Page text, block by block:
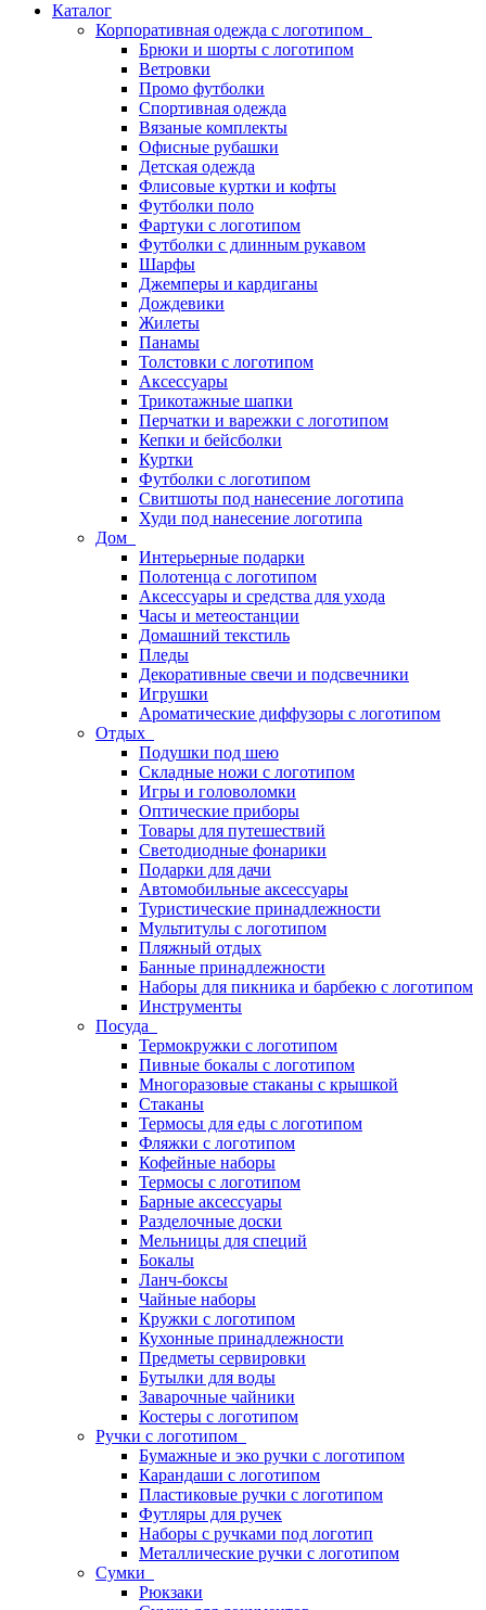
Каталог
Корпоративная одежда с логотипом
Брюки и шорты с логотипом
Ветровки
Промо футболки
Спортивная одежда
Вязаные комплекты
Офисные рубашки
Детская одежда
Флисовые куртки и кофты
Футболки поло
Фартуки с логотипом
Футболки с длинным рукавом
Шарфы
Джемперы и кардиганы
Дождевики
Жилеты
Панамы
Толстовки с логотипом
Аксессуары
Трикотажные шапки
Перчатки и варежки с логотипом
Кепки и бейсболки
Куртки
Футболки с логотипом
Свитшоты под нанесение логотипа
Худи под нанесение логотипа
Дом
Интерьерные подарки
Полотенца с логотипом
Аксессуары и средства для ухода
Часы и метеостанции
Домашний текстиль
Пледы
Декоративные свечи и подсвечники
Игрушки
Ароматические диффузоры с логотипом
Отдых
Подушки под шею
Складные ножи с логотипом
Игры и головоломки
Оптические приборы
Товары для путешествий
Светодиодные фонарики
Подарки для дачи
Автомобильные аксессуары
Туристические принадлежности
Мультитулы с логотипом
Пляжный отдых
Банные принадлежности
Наборы для пикника и барбекю с логотипом
Инструменты
Посуда
Термокружки с логотипом
Пивные бокалы с логотипом
Многоразовые стаканы с крышкой
Стаканы
Термосы для еды с логотипом
Фляжки с логотипом
Кофейные наборы
Термосы с логотипом
Барные аксессуары
Разделочные доски
Мельницы для специй
Бокалы
Ланч-боксы
Чайные наборы
Кружки с логотипом
Кухонные принадлежности
Предметы сервировки
Бутылки для воды
Заварочные чайники
Костеры с логотипом
Ручки с логотипом
Бумажные и эко ручки с логотипом
Карандаши с логотипом
Пластиковые ручки с логотипом
Футляры для ручек
Наборы с ручками под логотип
Металлические ручки с логотипом
Сумки
Рюкзаки